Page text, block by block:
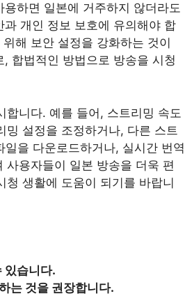
하면 일본에 거주하지 않더라도
개인 정보 보호에 유의해야 합
해 보안 설정을 강화하는 것이
합법적인 방법으로 방송을 시청
니다. 예를 들어, 스트리밍 속도
설정을 조정하거나, 다른 스트
을 다운로드하거나, 실시간 번역
용자들이 일본 방송을 더욱 편
생활에 도움이 되기를 바랍니
있습니다.
는 것을 권장합니다.